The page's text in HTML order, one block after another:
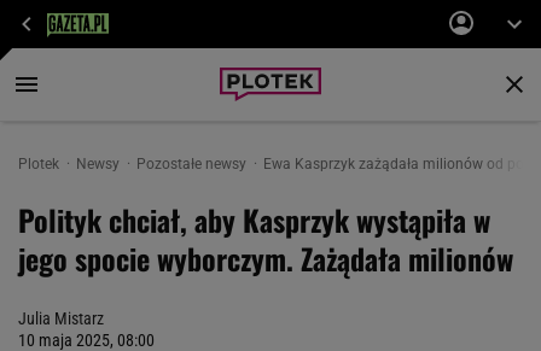
Plotek Newsy Pozostałe newsy Ewa Kasprzyk zażądała milionów od
Polityk chciał, aby Kasprzyk wystąpiła w
jego spocie wyborczym. Zażądała milionów
Julia Mistarz
10 maja 2025, 08:00